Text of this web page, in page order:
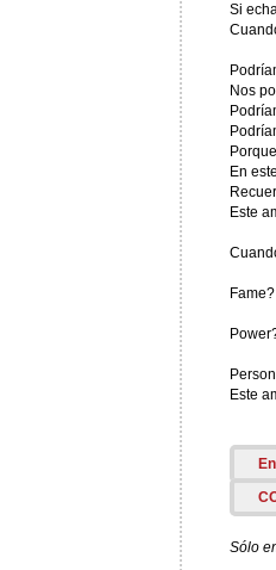
Si
Nos
En
Este
Fame?
Este
Sólo